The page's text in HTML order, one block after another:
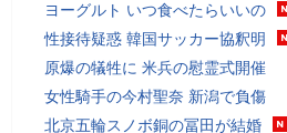
ヨーグルト いつ食べたらいいの
性接待疑惑 韓国サッカー協釈明
原爆の犠牲に 米兵の慰霊式開催
女性騎手の今村聖奈 新潟で負傷
北京五輪スノボ銅の冨田が結婚